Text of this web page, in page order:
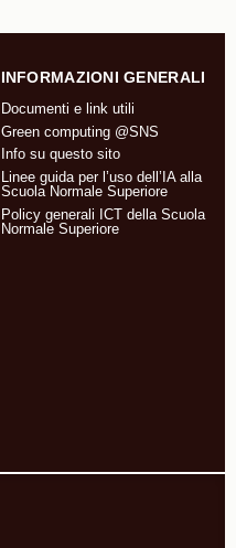
INFORMAZIONI GENERALI
Documenti e link utili
Green computing @SNS
Info su questo sito
Linee guida per l’uso dell’IA alla
Scuola Normale Superiore
Policy generali ICT della Scuola
Normale Superiore